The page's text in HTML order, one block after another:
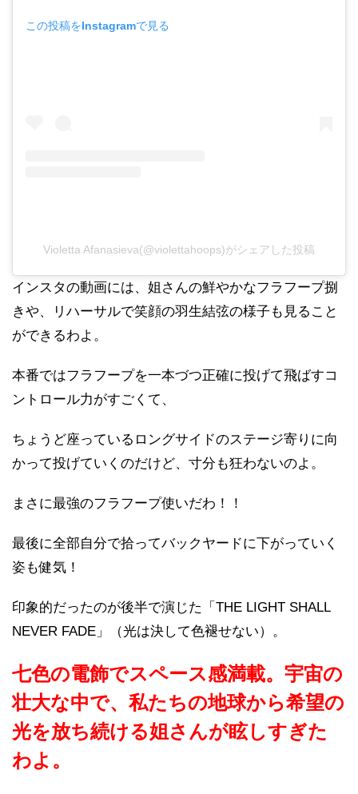
この投稿をInstagramで見る
Violetta Afanasieva(@violettahoops)がシェアした投稿
インスタの動画には、姐さんの鮮やかなフラフープ捌
きや、リハーサルで笑顔の羽生結弦の様子も見ること
ができるわよ。
本番ではフラフープを一本づつ正確に投げて飛ばすコ
ントロール力がすごくて、
ちょうど座っているロングサイドのステージ寄りに向
かって投げていくのだけど、寸分も狂わないのよ。
まさに最強のフラフープ使いだわ！！
最後に全部自分で拾ってバックヤードに下がっていく
姿も健気！
印象的だったのが後半で演じた「THE LIGHT SHALL
NEVER FADE」（光は決して色褪せない）。
七色の電飾でスペース感満載。宇宙の
壮大な中で、私たちの地球から希望の
光を放ち続ける姐さんが眩しすぎた
わよ。